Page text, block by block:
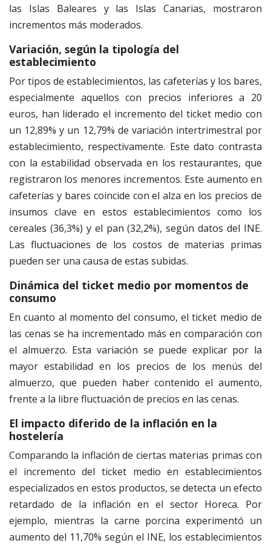
las Islas Baleares y las Islas Canarias, mostraron
incrementos más moderados.
Variación, según la tipología del
establecimiento
Por tipos de establecimientos, las cafeterías y los bares,
especialmente aquellos con precios inferiores a 20
euros, han liderado el incremento del ticket medio con
un 12,89% y un 12,79% de variación intertrimestral por
establecimiento, respectivamente. Este dato contrasta
con la estabilidad observada en los restaurantes, que
registraron los menores incrementos. Este aumento en
cafeterías y bares coincide con el alza en los precios de
insumos clave en estos establecimientos como los
cereales (36,3%) y el pan (32,2%), según datos del INE.
Las fluctuaciones de los costos de materias primas
pueden ser una causa de estas subidas.
Dinámica del ticket medio por momentos de
consumo
En cuanto al momento del consumo, el ticket medio de
las cenas se ha incrementado más en comparación con
el almuerzo. Esta variación se puede explicar por la
mayor estabilidad en los precios de los menús del
almuerzo, que pueden haber contenido el aumento,
frente a la libre fluctuación de precios en las cenas.
El impacto diferido de la inflación en la
hostelería
Comparando la inflación de ciertas materias primas con
el incremento del ticket medio en establecimientos
especializados en estos productos, se detecta un efecto
retardado de la inflación en el sector Horeca. Por
ejemplo, mientras la carne porcina experimentó un
aumento del 11,70% según el INE, los establecimientos